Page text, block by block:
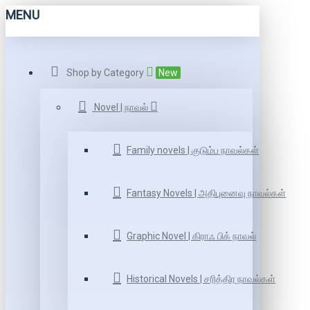
MENU
Shop by Category New
Novel | நாவல்
Family novels | குடும்ப நாவல்கள்
Fantasy Novels | அதிபுனைவு நாவல்கள்
Graphic Novel | கிராஃ பிக் நாவல்
Historical Novels | சரித்திர நாவல்கள்